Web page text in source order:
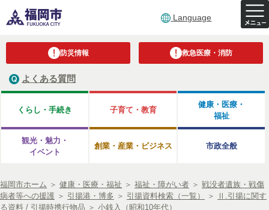
Language
防災情報 救急医療・消防
よくある質問
くらし・手続き 子育て・教育
健康・医療・
福祉
観光・魅力・
イベント
創業・産業・ビジネス 市政全般
福岡市ホーム ＞ 健康・医療・福祉 ＞ 福祉・障がい者 ＞ 戦没者遺族・戦傷
病者等への援護 ＞ 引揚港・博多 ＞ 引揚資料検索（一覧） ＞
Ⅱ.引揚に関す
る資料 / 引揚時携行物品 ＞ 小銭入（昭和10年代）